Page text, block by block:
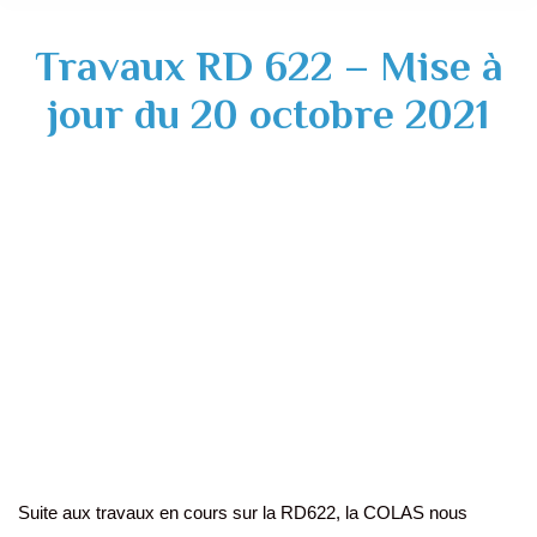
Travaux RD 622 – Mise à
jour du 20 octobre 2021
Suite aux travaux en cours sur la RD622, la COLAS nous